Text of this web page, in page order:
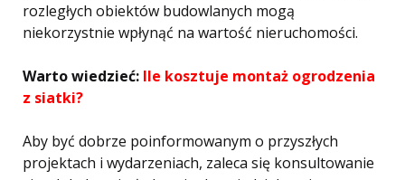
rozległych obiektów budowlanych mogą
niekorzystnie wpłynąć na wartość nieruchomości.
Warto wiedzieć: Ile kosztuje montaż ogrodzenia
z siatki?
Aby być dobrze poinformowanym o przyszłych
projektach i wydarzeniach, zaleca się konsultowanie